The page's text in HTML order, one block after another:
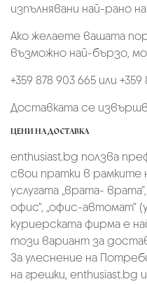
изпълнявани най-рано
Ако желаете вашата
възможно най-бързо,
+359 878 903 665 или
Доставката се
ЦЕНИ НА ДОСТАВКА
enthusiast.bg ползва
свои пратки в рамките
услугата „врата-
офис“, „офис-автомат“
куриерската фирма е
този вариант за
За улеснение на
на грешки, enthusiast.bg